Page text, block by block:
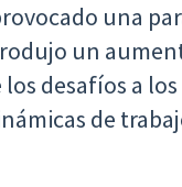
una
un
desafíos a
de